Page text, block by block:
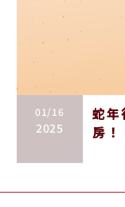
01/16
2025
蛇年
房！